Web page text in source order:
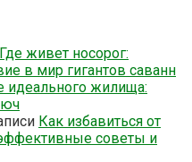
Где живет носорог:
в мир гигантов саванн
идеального жилища:
Как избавиться от
советы и